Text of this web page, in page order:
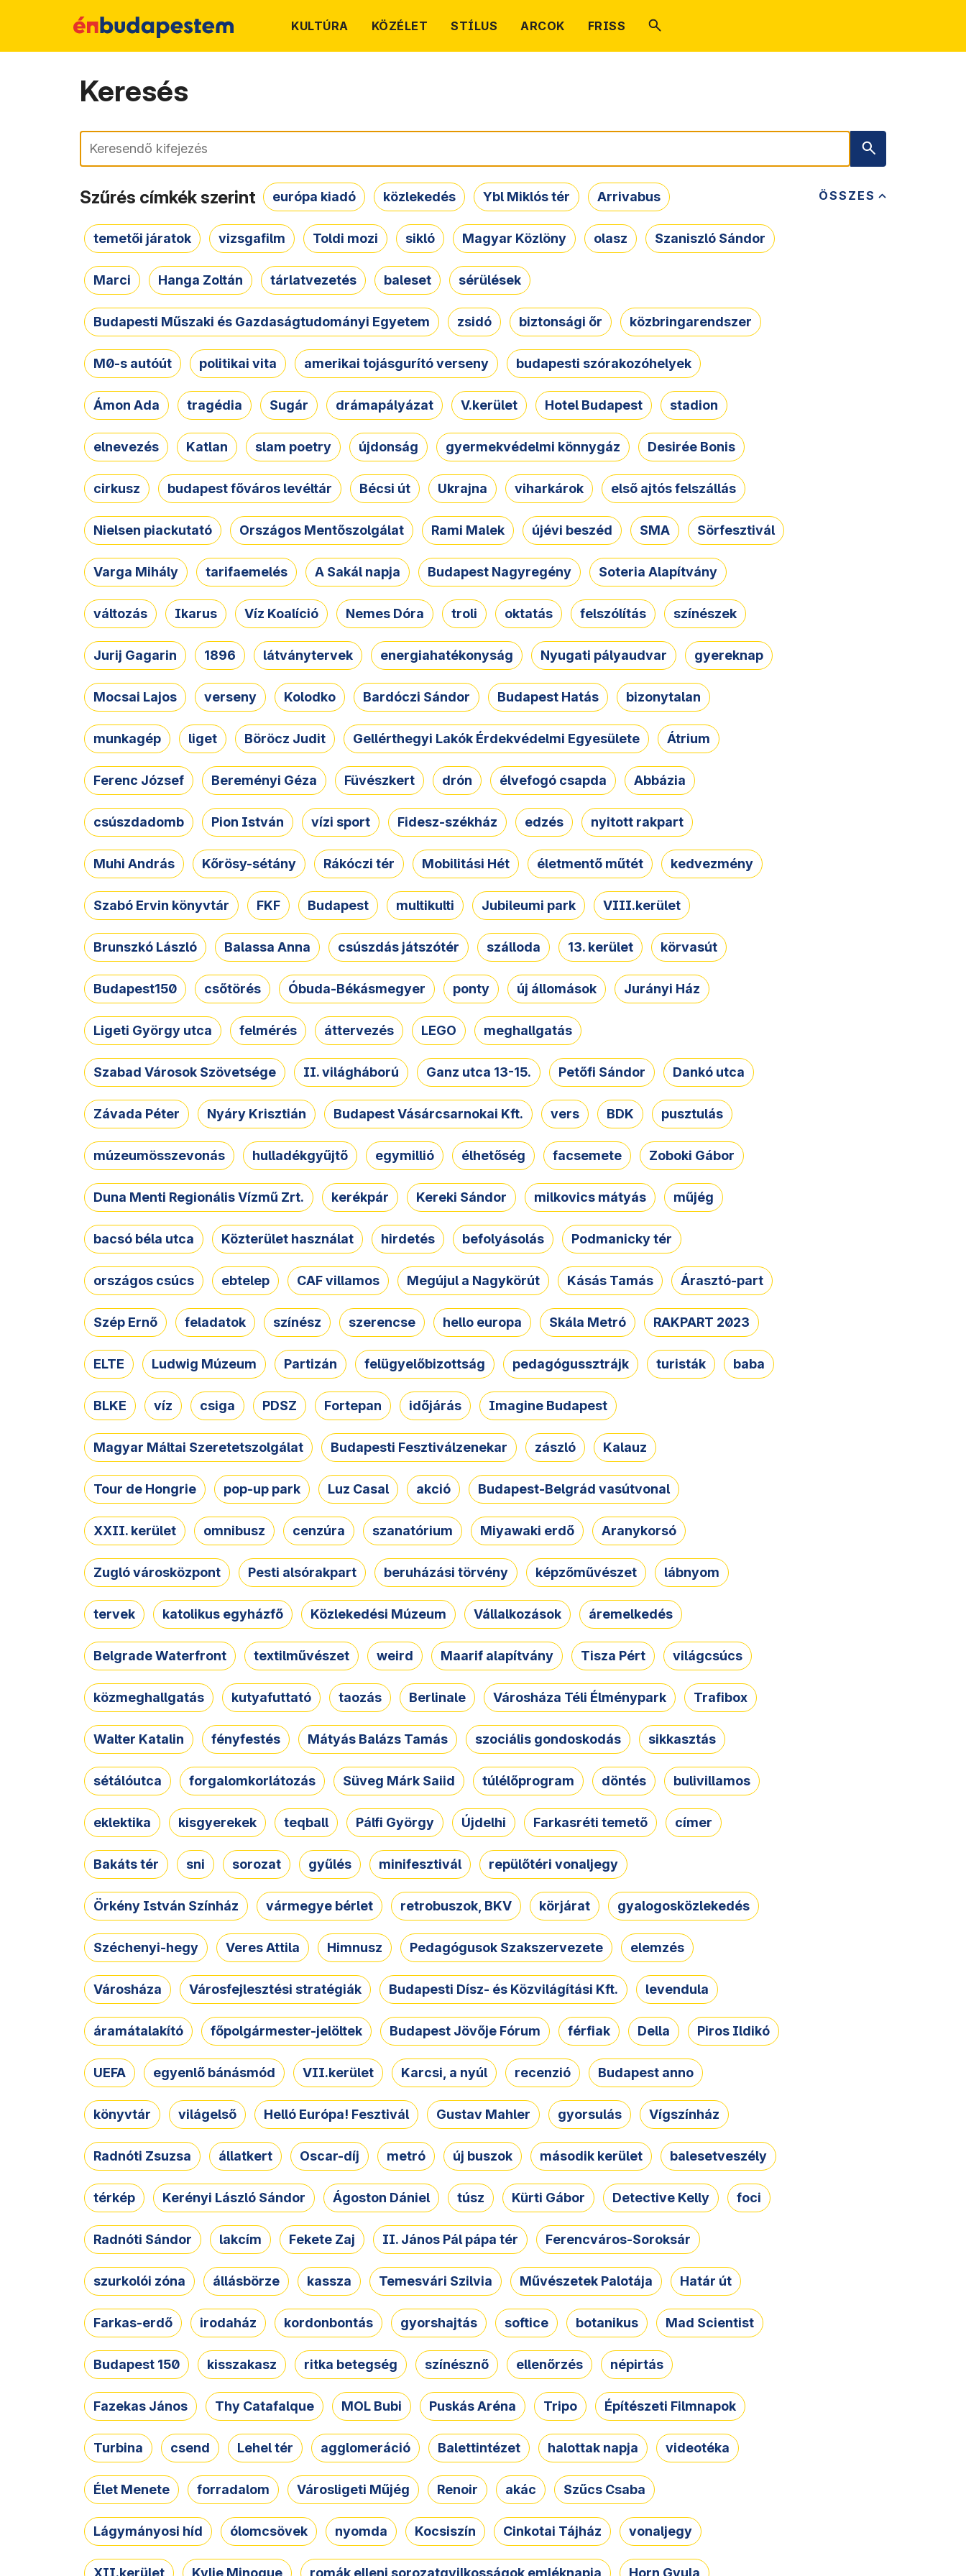
KULTÚRA KÖZÉLET STÍLUS ARCOK FRISS
Keresés
Keresés
ÖSSZES
Szűrés címkék szerint európa kiadó közlekedés Ybl Miklós tér Arrivabus
temetői járatok vizsgafilm Toldi mozi sikló Magyar Közlöny olasz Szaniszló Sándor
Marci Hanga Zoltán tárlatvezetés baleset sérülések
Budapesti Műszaki és Gazdaságtudományi Egyetem zsidó biztonsági őr közbringarendszer
M0-s autóút politikai vita amerikai tojásgurító verseny budapesti szórakozóhelyek
Ámon Ada tragédia Sugár drámapályázat V.kerület Hotel Budapest stadion
elnevezés Katlan slam poetry újdonság gyermekvédelmi könnygáz Desirée Bonis
cirkusz budapest főváros levéltár Bécsi út Ukrajna viharkárok első ajtós felszállás
Nielsen piackutató Országos Mentőszolgálat Rami Malek újévi beszéd SMA Sörfesztivál
Varga Mihály tarifaemelés A Sakál napja Budapest Nagyregény Soteria Alapítvány
változás Ikarus Víz Koalíció Nemes Dóra troli oktatás felszólítás színészek
Jurij Gagarin 1896 látványtervek energiahatékonyság Nyugati pályaudvar gyereknap
Mocsai Lajos verseny Kolodko Bardóczi Sándor Budapest Hatás bizonytalan
munkagép liget Böröcz Judit Gellérthegyi Lakók Érdekvédelmi Egyesülete Átrium
Ferenc József Bereményi Géza Füvészkert drón élvefogó csapda Abbázia
csúszdadomb Pion István vízi sport Fidesz-székház edzés nyitott rakpart
Muhi András Kőrösy-sétány Rákóczi tér Mobilitási Hét életmentő műtét kedvezmény
Szabó Ervin könyvtár FKF Budapest multikulti Jubileumi park VIII.kerület
Brunszkó László Balassa Anna csúszdás játszótér szálloda 13. kerület körvasút
Budapest150 csőtörés Óbuda-Békásmegyer ponty új állomások Jurányi Ház
Ligeti György utca felmérés áttervezés LEGO meghallgatás
Szabad Városok Szövetsége II. világháború Ganz utca 13-15. Petőfi Sándor Dankó utca
Závada Péter Nyáry Krisztián Budapest Vásárcsarnokai Kft. vers BDK pusztulás
múzeumösszevonás hulladékgyűjtő egymillió élhetőség facsemete Zoboki Gábor
Duna Menti Regionális Vízmű Zrt. kerékpár Kereki Sándor milkovics mátyás műjég
bacsó béla utca Közterület használat hirdetés befolyásolás Podmanicky tér
országos csúcs ebtelep CAF villamos Megújul a Nagykörút Kásás Tamás Árasztó-part
Szép Ernő feladatok színész szerencse hello europa Skála Metró RAKPART 2023
ELTE Ludwig Múzeum Partizán felügyelőbizottság pedagógussztrájk turisták baba
BLKE víz csiga PDSZ Fortepan időjárás Imagine Budapest
Magyar Máltai Szeretetszolgálat Budapesti Fesztiválzenekar zászló Kalauz
Tour de Hongrie pop-up park Luz Casal akció Budapest-Belgrád vasútvonal
XXII. kerület omnibusz cenzúra szanatórium Miyawaki erdő Aranykorsó
Zugló városközpont Pesti alsórakpart beruházási törvény képzőművészet lábnyom
tervek katolikus egyházfő Közlekedési Múzeum Vállalkozások áremelkedés
Belgrade Waterfront textilművészet weird Maarif alapítvány Tisza Pért világcsúcs
közmeghallgatás kutyafuttató taozás Berlinale Városháza Téli Élménypark Trafibox
Walter Katalin fényfestés Mátyás Balázs Tamás szociális gondoskodás sikkasztás
sétálóutca forgalomkorlátozás Süveg Márk Saiid túlélőprogram döntés bulivillamos
eklektika kisgyerekek teqball Pálfi György Újdelhi Farkasréti temető címer
Bakáts tér sni sorozat gyűlés minifesztivál repülőtéri vonaljegy
Örkény István Színház vármegye bérlet retrobuszok, BKV körjárat gyalogosközlekedés
Széchenyi-hegy Veres Attila Himnusz Pedagógusok Szakszervezete elemzés
Városháza Városfejlesztési stratégiák Budapesti Dísz- és Közvilágítási Kft. levendula
áramátalakító főpolgármester-jelöltek Budapest Jövője Fórum férfiak Della Piros Ildikó
UEFA egyenlő bánásmód VII.kerület Karcsi, a nyúl recenzió Budapest anno
könyvtár világelső Helló Európa! Fesztivál Gustav Mahler gyorsulás Vígszínház
Radnóti Zsuzsa állatkert Oscar-díj metró új buszok második kerület balesetveszély
térkép Kerényi László Sándor Ágoston Dániel túsz Kürti Gábor Detective Kelly foci
Radnóti Sándor lakcím Fekete Zaj II. János Pál pápa tér Ferencváros-Soroksár
szurkolói zóna állásbörze kassza Temesvári Szilvia Művészetek Palotája Határ út
Farkas-erdő irodaház kordonbontás gyorshajtás softice botanikus Mad Scientist
Budapest 150 kisszakasz ritka betegség színésznő ellenőrzés népirtás
Fazekas János Thy Catafalque MOL Bubi Puskás Aréna Tripo Építészeti Filmnapok
Turbina csend Lehel tér agglomeráció Balettintézet halottak napja videotéka
Élet Menete forradalom Városligeti Műjég Renoir akác Szűcs Csaba
Lágymányosi híd ólomcsövek nyomda Kocsiszín Cinkotai Tájház vonaljegy
XII.kerület Kylie Minogue romák elleni sorozatgyilkosságok emléknapja Horn Gyula